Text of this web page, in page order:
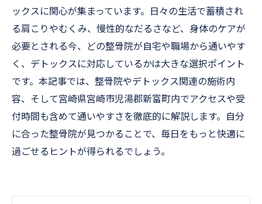
ックスに関心が集まっています。日々の生活で蓄積され
る肩こりやむくみ、慢性的なだるさなど、身体のケアが
必要とされる今、どの整骨院が自宅や職場から通いやす
く、デトックスに対応しているかは大きな選択ポイント
です。本記事では、整骨院やデトックス関連の施術内
容、そして宮崎県宮崎市児湯郡新富町内でアクセスや受
付時間も含めて通いやすさを徹底的に解説します。自分
に合った整骨院が見つかることで、毎日をもっと快適に
過ごせるヒントが得られるでしょう。